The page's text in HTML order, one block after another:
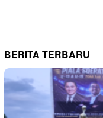
BERITA TERBARU